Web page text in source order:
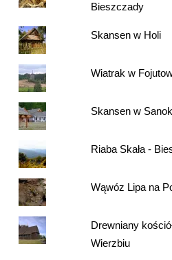
Bieszczady
Skansen w Holi
Wiatrak w
Skansen w
Riaba Skała -
Wąwóz Lipa na
Drewniany
Wierzbiu